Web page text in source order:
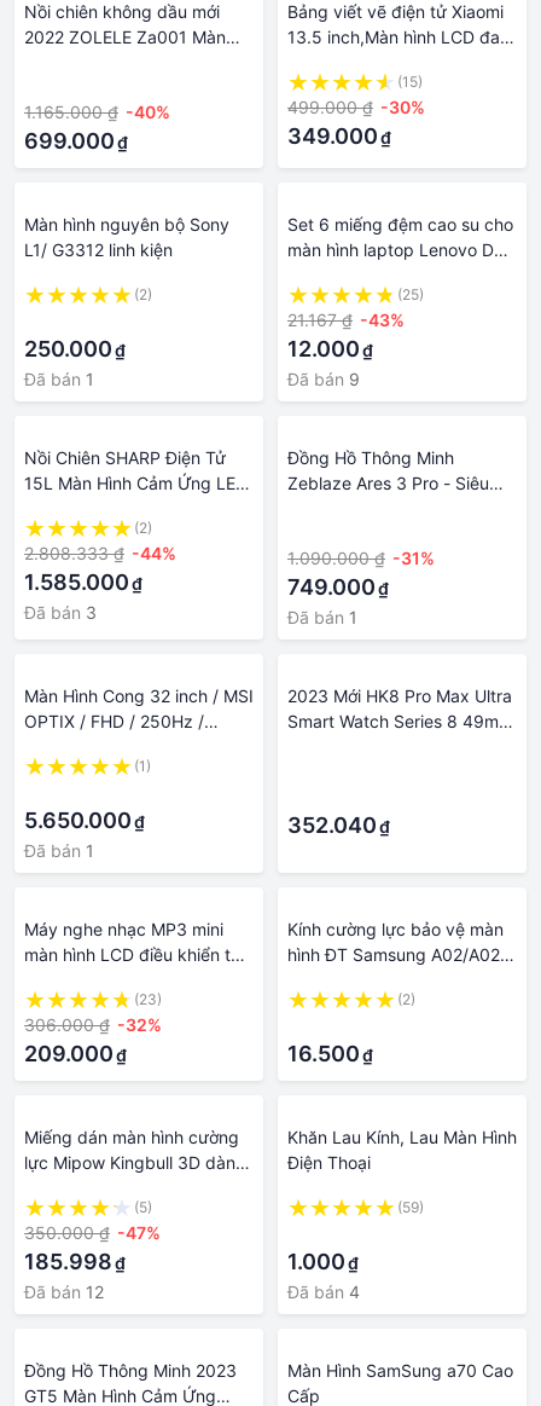
Nồi chiên không dầu mới
2022 ZOLELE Za001 Màn
1.165.000 ₫ -40%
699.000₫
Bảng viết vẽ điện tử Xiaomi
13.5 inch,Màn hình LCD đa
(15)
499.000 ₫ -30%
349.000₫
Màn hình nguyên bộ Sony
L1/ G3312 linh kiện
(2)
250.000₫
Đã bán 1
Set 6 miếng đệm cao su cho
màn hình laptop Lenovo Dell
(25)
21.167 ₫ -43%
12.000₫
Đã bán 9
Nồi Chiên SHARP Điện Tử
15L Màn Hình Cảm Ứng LED
BH 12 Tháng (2)
2.808.333 ₫ -44%
1.585.000₫
Đã bán 3
Đồng Hồ Thông Minh
Zeblaze Ares 3 Pro - Siêu
màn hình lớn.
1.090.000 ₫ -31%
749.000₫
Đã bán 1
Màn Hình Cong 32 inch / MSI
OPTIX / FHD / 250Hz /
Tháng
(1)
5.650.000₫
Đã bán 1
2023 Mới HK8 Pro Max Ultra
Smart Watch Series 8 49mm
352.040₫
Máy nghe nhạc MP3 mini
màn hình LCD điều khiển từ
TF
(23)
306.000 ₫ -32%
209.000₫
Kính cường lực bảo vệ màn
hình ĐT Samsung A02/A02s
bộ giấy lau kính trị giá 10K
(2)
16.500₫
Miếng dán màn hình cường
lực Mipow Kingbull 3D dành
(5)
350.000 ₫ -47%
185.998₫
Đã bán 12
Khăn Lau Kính, Lau Màn Hình
Điện Thoại
(59)
1.000₫
Đã bán 4
Đồng Hồ Thông Minh 2023
GT5 Màn Hình Cảm Ứng
Màn Hình SamSung a70 Cao
Cấp